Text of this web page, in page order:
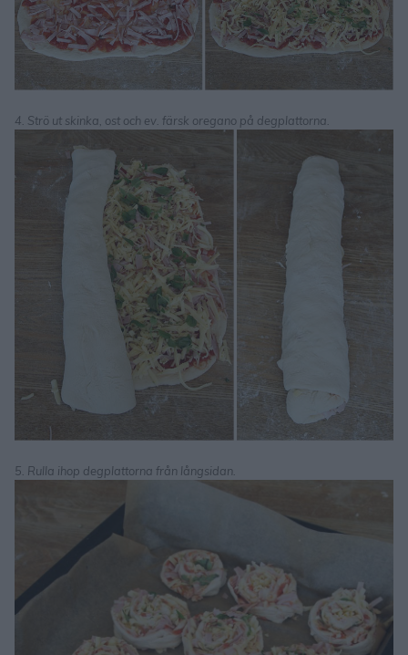
4. Strö ut skinka, ost och ev. färsk oregano på degplattorna.
5. Rulla ihop degplattorna från långsidan.